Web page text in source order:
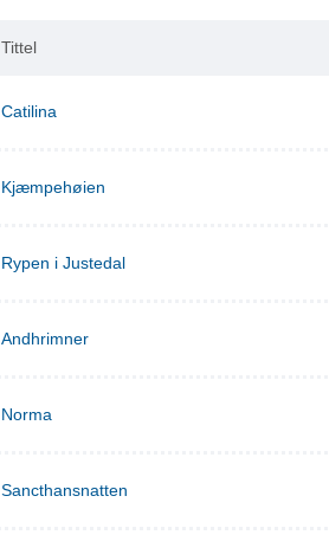
Tittel
Catilina
Kjæmpehøien
Rypen i Justedal
Andhrimner
Norma
Sancthansnatten